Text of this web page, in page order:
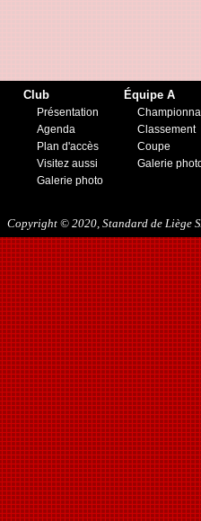
16/03/2019
31/07/2019
09/11/2019
23/11/2019
Club
Présentation
Agenda
Plan d'accès
Visitez aussi
Galerie photo
Équipe A
Classement
Coupe
Galerie
Copyright © 2020, Standard de Liège